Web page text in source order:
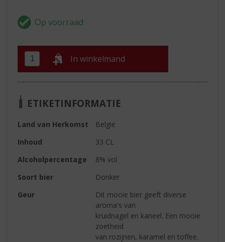
In winkelmand
ETIKETINFORMATIE
Land van Herkomst
België
Inhoud
33 CL
Alcoholpercentage
8% vol
Soort bier
Donker
Geur
Dit mooie bier geeft diverse
aroma's van
kruidnagel en kaneel. Een mooie
zoetheid
van rozijnen, karamel en toffee.